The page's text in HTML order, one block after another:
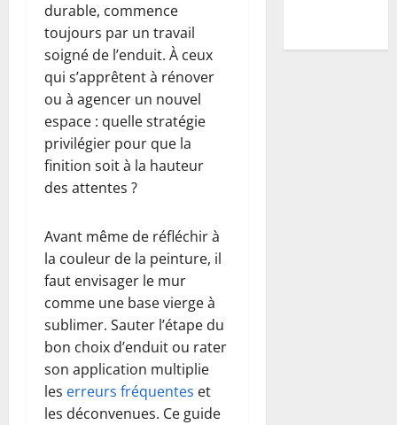
durable, commence
toujours par un travail
soigné de l’enduit. À ceux
qui s’apprêtent à rénover
ou à agencer un nouvel
espace : quelle stratégie
privilégier pour que la
finition soit à la hauteur
des attentes ?
Avant même de réfléchir à
la couleur de la peinture, il
faut envisager le mur
comme une base vierge à
sublimer. Sauter l’étape du
bon choix d’enduit ou rater
son application multiplie
les erreurs fréquentes et
les déconvenues. Ce guide